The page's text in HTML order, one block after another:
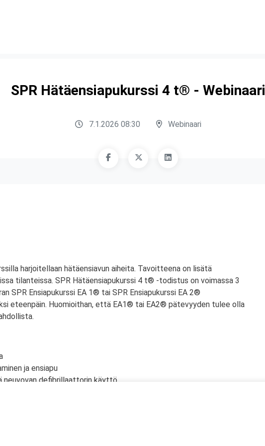
SPR Hätäensiapukurssi 4 t® - Webinaari
7.1.2026 08:30 Webinaari
harjoitellaan hätäensiavun aiheita. Tavoitteena on lisätä
tilanteissa. SPR Hätäensiapukurssi 4 t® -todistus on voimassa 3
SPR Ensiapukurssi EA 1® tai SPR Ensiapukurssi EA 2®
eteenpäin. Huomioithan, että EA1® tai EA2® pätevyyden tulee olla
ja ensiapu
neuvovan defibrillaattorin käyttö